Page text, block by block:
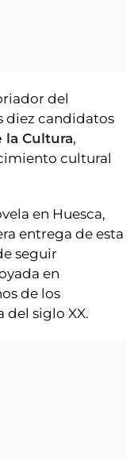
del
diez candidatos
la Cultura,
cultural
en Huesca,
entrega de esta
seguir
en
de los
del siglo XX.